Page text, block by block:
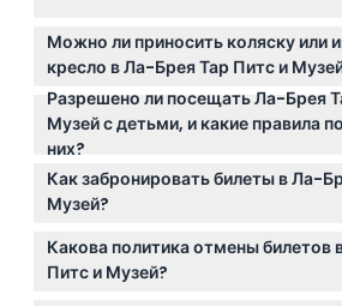
Музей открыт ежедневно с 9:30 до
исключением первого вторника
крупных праздников, таких как
независимости, День
Новый год. Сам парк открыт
22:00 (возможны изменения —
уточняйте при бронировании).
Можно ли приносить коляску или
кресло в Ла-Брея Тар Питс и
Да, музей и парк доступны для
инвалидных кресел, что позволяет
любым уровнем подвижности
экспозициями.
Разрешено ли посещать Ла-Брея
Музей с детьми, и какие правила
них?
Дети в возрасте 0-2 лет проходят
3-12 лет и школьники 13-17 лет
тарифы на билеты. Посетители 18
оплачивают взрослый билет,
билеты соответственно.
Как забронировать билеты в Ла-
Музей?
Вы можете легко забронировать
прямо на этом сайте; просто
предпочитаемую дату и время,
Какова политика отмены билетов
Питс и Музей?